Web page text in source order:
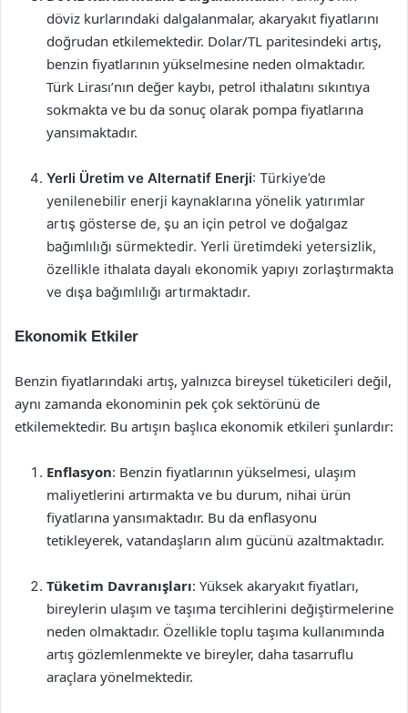
döviz kurlarındaki dalgalanmalar, akaryakıt fiyatlarını
doğrudan etkilemektedir. Dolar/TL paritesindeki artış,
benzin fiyatlarının yükselmesine neden olmaktadır.
Türk Lirası’nın değer kaybı, petrol ithalatını sıkıntıya
sokmakta ve bu da sonuç olarak pompa fiyatlarına
yansımaktadır.
Yerli Üretim ve Alternatif Enerji: Türkiye’de
yenilenebilir enerji kaynaklarına yönelik yatırımlar
artış gösterse de, şu an için petrol ve doğalgaz
bağımlılığı sürmektedir. Yerli üretimdeki yetersizlik,
özellikle ithalata dayalı ekonomik yapıyı zorlaştırmakta
ve dışa bağımlılığı artırmaktadır.
Ekonomik Etkiler
Benzin fiyatlarındaki artış, yalnızca bireysel tüketicileri değil,
aynı zamanda ekonominin pek çok sektörünü de
etkilemektedir. Bu artışın başlıca ekonomik etkileri şunlardır:
Enflasyon: Benzin fiyatlarının yükselmesi, ulaşım
maliyetlerini artırmakta ve bu durum, nihai ürün
fiyatlarına yansımaktadır. Bu da enflasyonu
tetikleyerek, vatandaşların alım gücünü azaltmaktadır.
Tüketim Davranışları: Yüksek akaryakıt fiyatları,
bireylerin ulaşım ve taşıma tercihlerini değiştirmelerine
neden olmaktadır. Özellikle toplu taşıma kullanımında
artış gözlemlenmekte ve bireyler, daha tasarruflu
araçlara yönelmektedir.